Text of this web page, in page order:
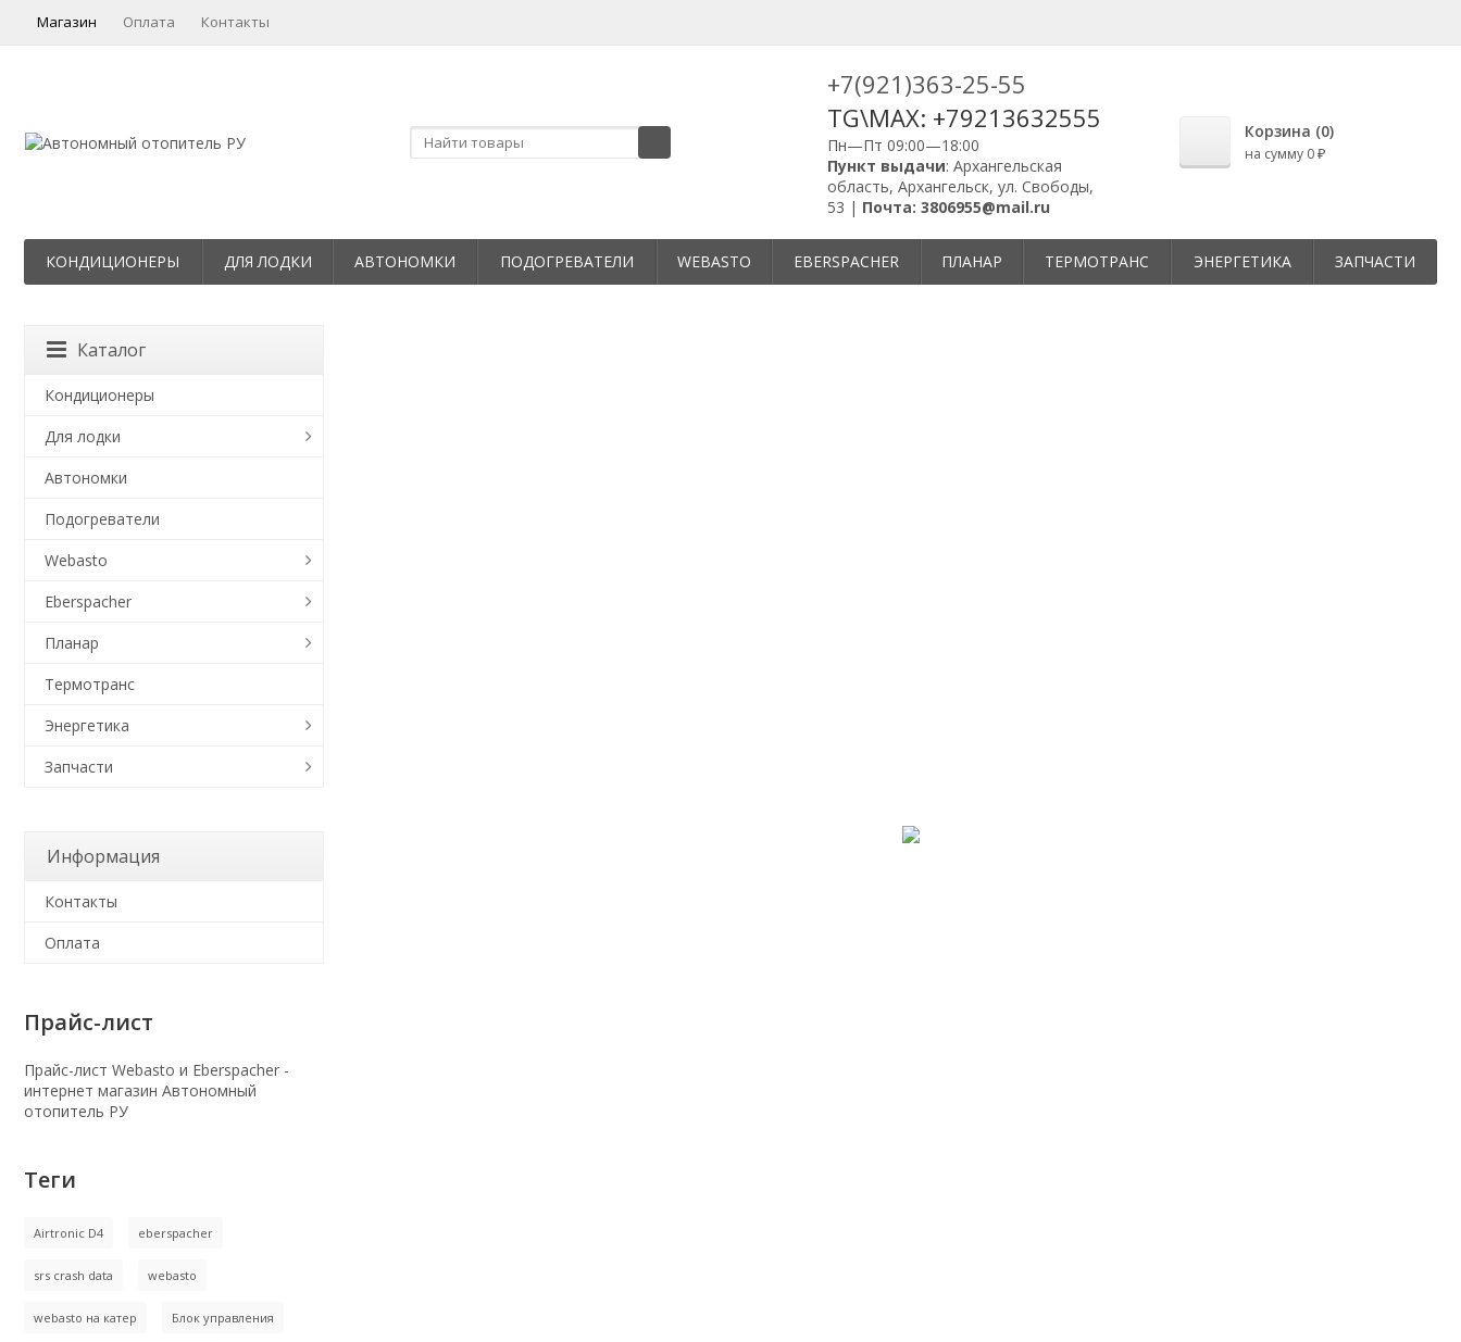
Магазин Оплата Контакты
+7(921)363-25-55
TG\MAX: +79213632555
Пн—Пт 09:00—18:00
Пункт выдачи: Архангельская
область, Архангельск, ул. Свободы,
53 | Почта: 3806955@mail.ru
Корзина (0)
на сумму 0 ₽
КОНДИЦИОНЕРЫ ДЛЯ ЛОДКИ АВТОНОМКИ ПОДОГРЕВАТЕЛИ WEBASTO EBERSPACHER ПЛАНАР ТЕРМОТРАНС ЭНЕРГЕТИКА ЗАПЧАСТИ
Каталог
Кондиционеры
Для лодки
Автономки
Подогреватели
Webasto
Eberspacher
Планар
Термотранс
Энергетика
Запчасти
Информация
Контакты
Оплата
Прайс-лист
Прайс-лист Webasto и Eberspacher -
интернет магазин Автономный
отопитель РУ
Теги
Airtronic D4 eberspacher
srs crash data webasto
webasto на катер Блок управления